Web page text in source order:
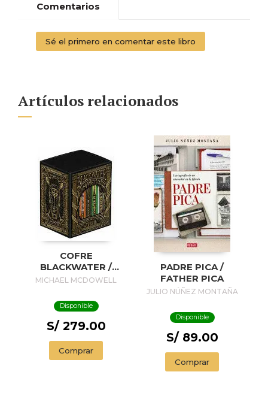
Comentarios
Sé el primero en comentar este libro
Artículos relacionados
COFRE
BLACKWATER /
BLACKWATER
MICHAEL MCDOWELL
Disponible
S/ 279.00
Comprar
PADRE PICA /
FATHER PICA
JULIO NÚÑEZ MONTAÑA
Disponible
S/ 89.00
Comprar